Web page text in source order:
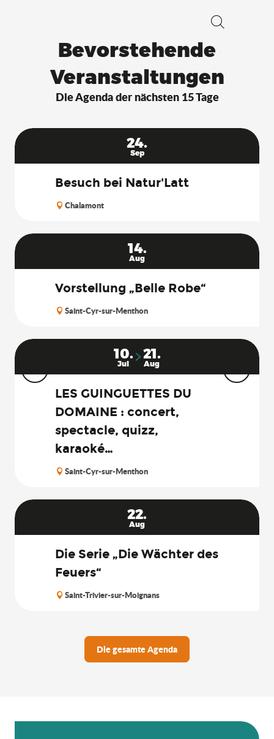
Bevorstehende
Veranstaltungen
Die Agenda der nächsten 15 Tage
24.
Sep
Besuch bei Natur'Latt
Chalamont
14.
Aug
Vorstellung „Belle Robe“
Saint-Cyr-sur-Menthon
10.
Jul
21.
Aug
LES GUINGUETTES DU
DOMAINE : concert,
spectacle, quizz,
karaoké…
Saint-Cyr-sur-Menthon
22.
Aug
Die Serie „Die Wächter des
Feuers“
Saint-Trivier-sur-Moignans
Die gesamte Agenda